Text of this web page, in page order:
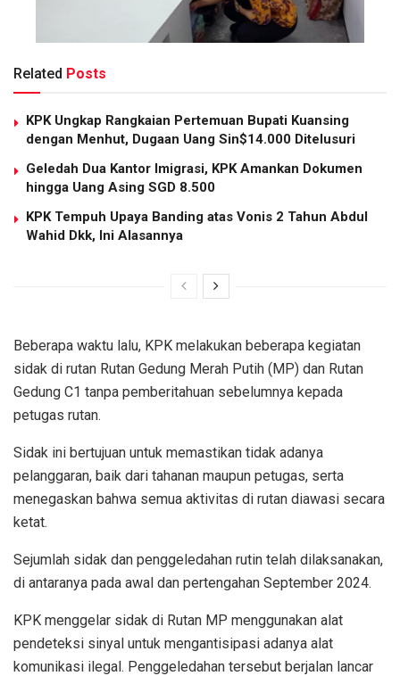
Related Posts
KPK Ungkap Rangkaian Pertemuan Bupati Kuansing
dengan Menhut, Dugaan Uang Sin$14.000 Ditelusuri
Geledah Dua Kantor Imigrasi, KPK Amankan Dokumen
hingga Uang Asing SGD 8.500
KPK Tempuh Upaya Banding atas Vonis 2 Tahun Abdul
Wahid Dkk, Ini Alasannya
Beberapa waktu lalu, KPK melakukan beberapa kegiatan
sidak di rutan Rutan Gedung Merah Putih (MP) dan Rutan
Gedung C1 tanpa pemberitahuan sebelumnya kepada
petugas rutan.
Sidak ini bertujuan untuk memastikan tidak adanya
pelanggaran, baik dari tahanan maupun petugas, serta
menegaskan bahwa semua aktivitas di rutan diawasi secara
ketat.
Sejumlah sidak dan penggeledahan rutin telah dilaksanakan,
di antaranya pada awal dan pertengahan September 2024.
KPK menggelar sidak di Rutan MP menggunakan alat
pendeteksi sinyal untuk mengantisipasi adanya alat
komunikasi ilegal. Penggeledahan tersebut berjalan lancar